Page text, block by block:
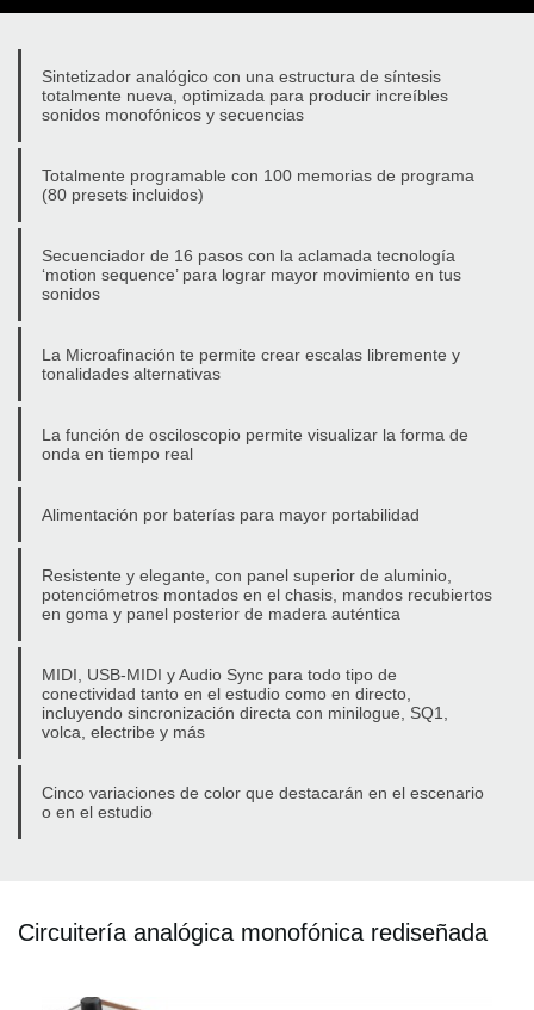
Sintetizador analógico con una estructura de síntesis
totalmente nueva, optimizada para producir increíbles
sonidos monofónicos y secuencias
Totalmente programable con 100 memorias de programa
(80 presets incluidos)
Secuenciador de 16 pasos con la aclamada tecnología
‘motion sequence’ para lograr mayor movimiento en tus
sonidos
La Microafinación te permite crear escalas libremente y
tonalidades alternativas
La función de osciloscopio permite visualizar la forma de
onda en tiempo real
Alimentación por baterías para mayor portabilidad
Resistente y elegante, con panel superior de aluminio,
potenciómetros montados en el chasis, mandos recubiertos
en goma y panel posterior de madera auténtica
MIDI, USB-MIDI y Audio Sync para todo tipo de
conectividad tanto en el estudio como en directo,
incluyendo sincronización directa con minilogue, SQ1,
volca, electribe y más
Cinco variaciones de color que destacarán en el escenario
o en el estudio
Circuitería analógica monofónica rediseñada